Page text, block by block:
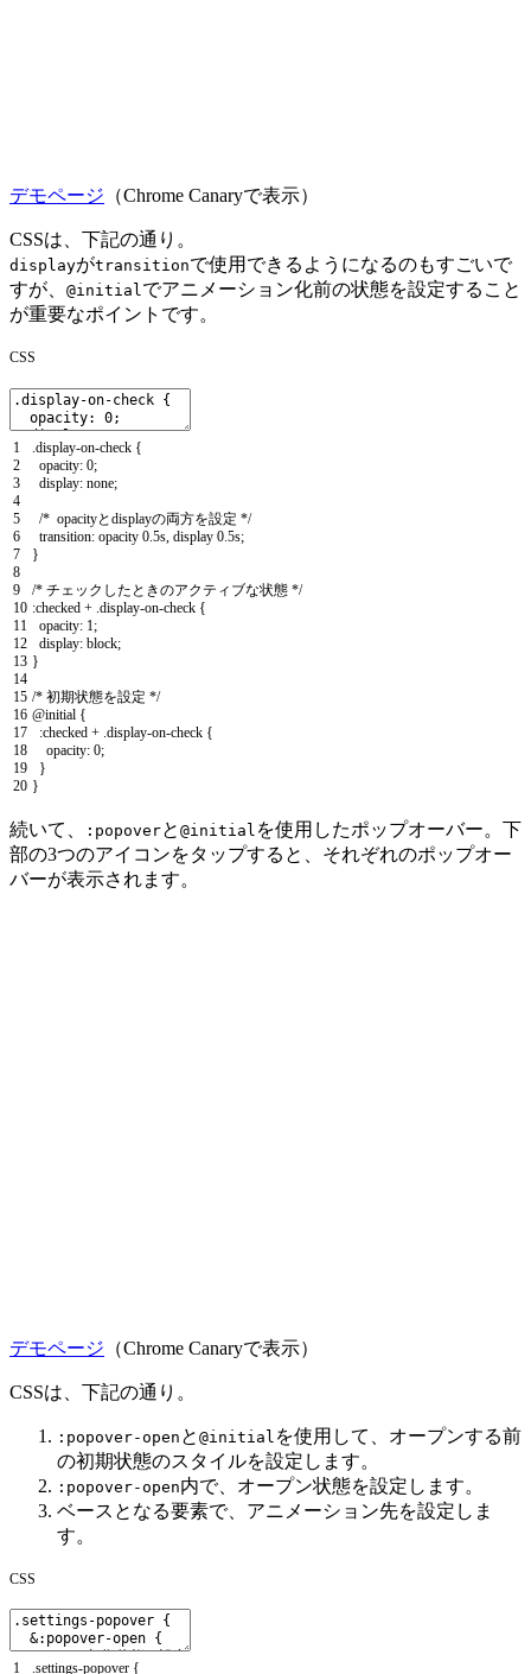
デモページ （Chrome Canaryで表示）
CSSは、下記の通り。
displayがtransitionで使用できるようになるのもすごいで
すが、 @initial でアニメーション化前の状態を設定すること
が重要なポイントです。
CSS
1
2
3
4
5
6
7
8
9
10
11
12
13
14
15
16
17
18
19
20
display-on-check {
opacity: 0;
display: none;
/* opacityとdisplayの両方を設定 */
transition: opacity 0.5s display 0.5s;
}
/* チェックしたときのアクティブな状態 */
:checked + display-on-check {
opacity: 1 ;
display: block;
}
/* 初期状態を設定 */
@initial {
:checked + display-on-check {
opacity: 0;
}
}
続いて、 :popoverと @initial を使用したポップオーバー。下
部の3つのアイコンをタップすると、それぞれのポップオー
バーが表示されます。
デモページ （Chrome Canaryで表示）
CSSは、下記の通り。
:popover-open と @initial を使用して、オープンする前
の初期状態のスタイルを設定します。
:popover-open内で、オープン状態を設定します。
ベースとなる要素で、アニメーション先を設定しま
す。
CSS
1
.settings-popover {